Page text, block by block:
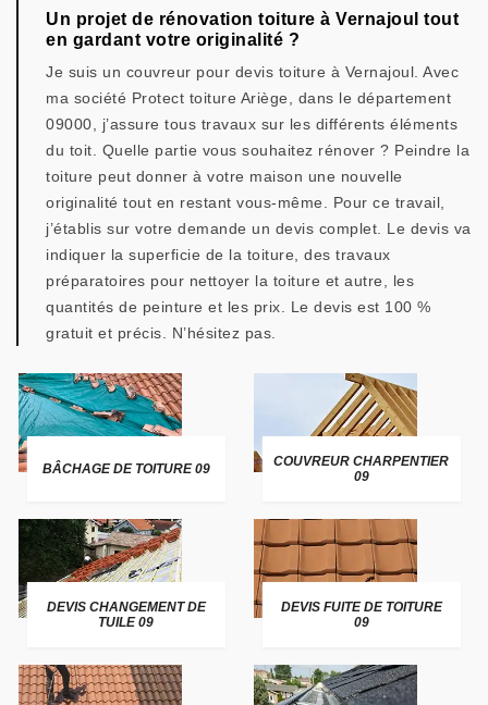
Un projet de rénovation toiture à Vernajoul tout
en gardant votre originalité ?
Je suis un couvreur pour devis toiture à Vernajoul. Avec
ma société Protect toiture Ariège, dans le département
09000, j’assure tous travaux sur les différents éléments
du toit. Quelle partie vous souhaitez rénover ? Peindre la
toiture peut donner à votre maison une nouvelle
originalité tout en restant vous-même. Pour ce travail,
j’établis sur votre demande un devis complet. Le devis va
indiquer la superficie de la toiture, des travaux
préparatoires pour nettoyer la toiture et autre, les
quantités de peinture et les prix. Le devis est 100 %
gratuit et précis. N’hésitez pas.
BÂCHAGE DE TOITURE 09
COUVREUR CHARPENTIER
09
DEVIS CHANGEMENT DE
TUILE 09
DEVIS FUITE DE TOITURE
09